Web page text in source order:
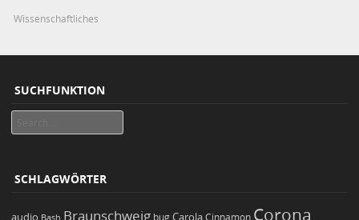
Wissenschaftliches
SUCHFUNKTION
SCHLAGWÖRTER
audio Bash Braunschweig bugCarola Cinnamon Corona